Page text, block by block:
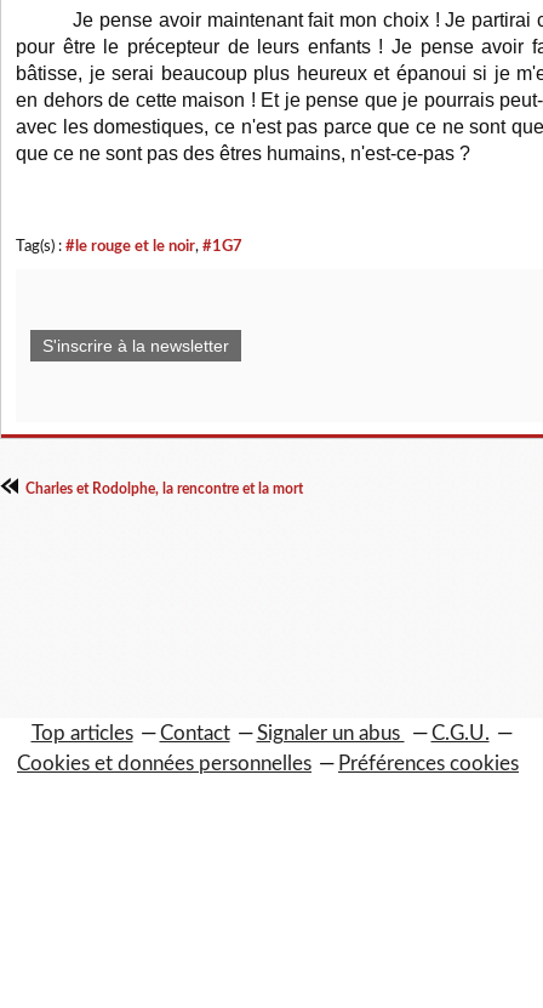
Je pense avoir maintenant fait mon choix ! Je partirai
pour être le précepteur de leurs enfants ! Je pense avoir
bâtisse, je serai beaucoup plus heureux et épanoui si je
en dehors de cette maison ! Et je pense que je pourrais
avec les domestiques, ce n'est pas parce que ce ne sont
que ce ne sont pas des êtres humains, n'est-ce-pas ?
Tag(s) : #le rouge et le noir, #1G7
S'inscrire à la newsletter
Charles et Rodolphe, la rencontre et la mort
Top articles Contact Signaler un abus
C.G.U.
Cookies et données personnelles
Préférences cookies